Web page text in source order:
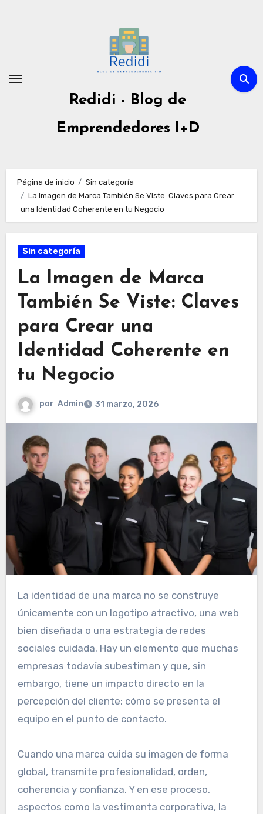
Redidi - Blog de
Emprendedores I+D
Página de inicio
Sin categoría
La Imagen de Marca También Se Viste: Claves para Crear
una Identidad Coherente en tu Negocio
Sin categoría
La Imagen de Marca
También Se Viste: Claves
para Crear una
Identidad Coherente en
tu Negocio
por Admin 31 marzo, 2026
La identidad de una marca no se construye
únicamente con un logotipo atractivo, una web
bien diseñada o una estrategia de redes
sociales cuidada. Hay un elemento que muchas
empresas todavía subestiman y que, sin
embargo, tiene un impacto directo en la
percepción del cliente: cómo se presenta el
equipo en el punto de contacto.
Cuando una marca cuida su imagen de forma
global, transmite profesionalidad, orden,
coherencia y confianza. Y en ese proceso,
aspectos como la vestimenta corporativa, la